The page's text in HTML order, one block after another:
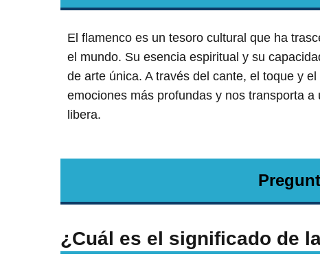
El flamenco es un tesoro cultural que ha
el mundo. Su esencia espiritual y su
de arte única. A través del cante, el toque y
emociones más profundas y nos transporta
libera.
¿Cuál es el significado de